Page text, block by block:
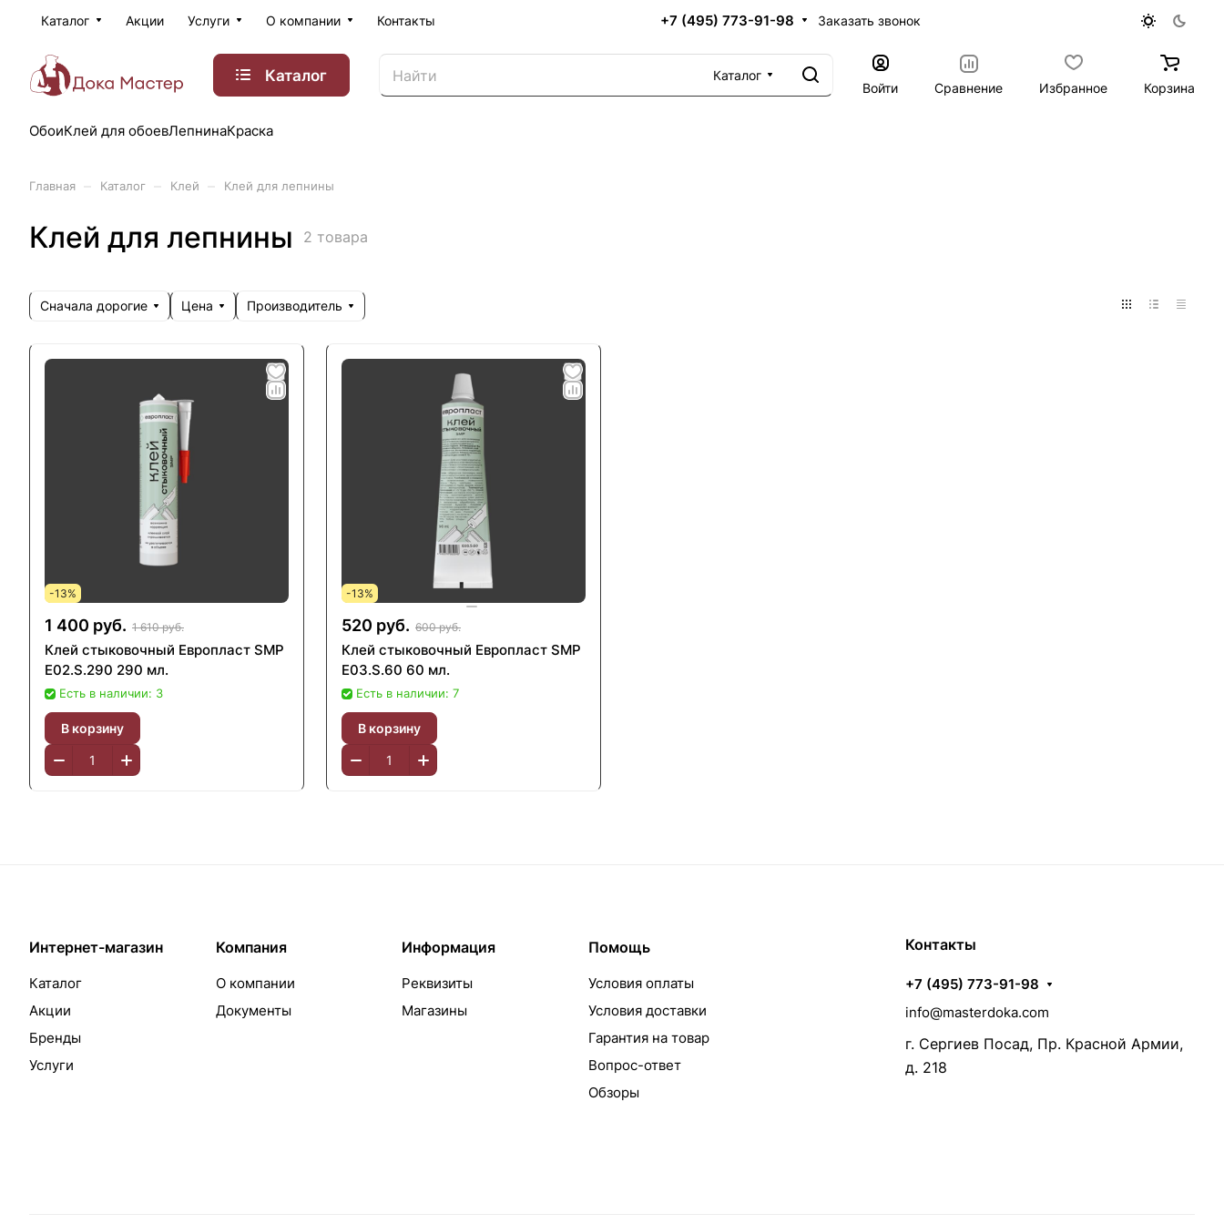
Каталог Акции Услуги О компании Контакты +7 (495) 773-91-98 Заказать звонок
Каталог
Каталог
Войти
Сравнение Избранное Корзина
ОбоиКлей для обоевЛепнинаКраска
Главная Каталог Клей Клей для лепнины
Клей для лепнины 2 товара
Сначала дорогие Цена Производитель
-13%
1 400 руб. 1 610 руб.
Клей стыковочный Европласт SMP
E02.S.290 290 мл.
Есть в наличии: 3
В корзину
-13%
520 руб. 600 руб.
Клей стыковочный Европласт SMP
Е03.S.60 60 мл.
Есть в наличии: 7
В корзину
Интернет-магазин
Каталог
Акции
Бренды
Услуги
Компания
О компании
Документы
Информация
Реквизиты
Магазины
Помощь
Условия оплаты
Условия доставки
Гарантия на товар
Вопрос-ответ
Обзоры
Контакты
+7 (495) 773-91-98
info@masterdoka.com
г. Сергиев Посад, Пр. Красной Армии,
д. 218